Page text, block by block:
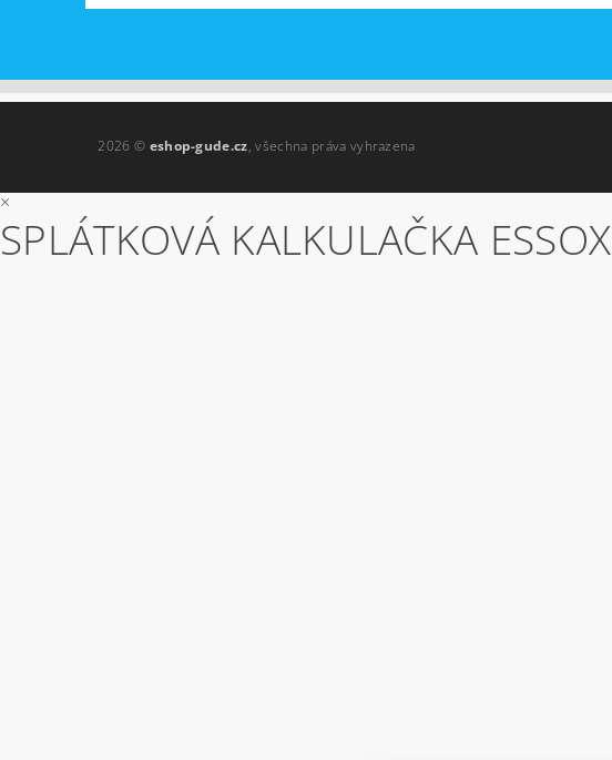
2026 © eshop-gude.cz, všechna práva vyhrazena
×
SPLÁTKOVÁ KALKULAČKA ESSOX